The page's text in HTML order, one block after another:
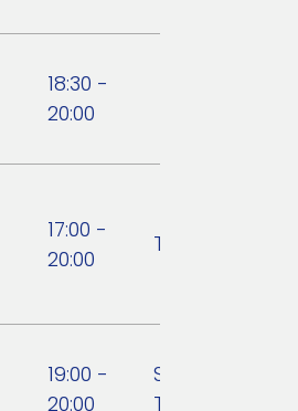
18:30 -
20:00
17:00 -
20:00
Tennisclub
19:00 -
20:00
Swim. Bike. Run.
Thermenland